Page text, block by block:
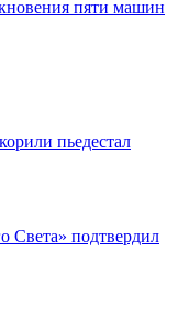
пяти машин
пьедестал
Света» подтвердил